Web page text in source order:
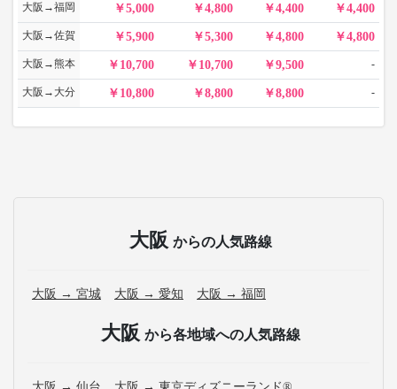
大阪→福岡 5,000 4,800 4,400 4,400
大阪→佐賀 5,900 5,300 4,800 4,800
大阪→熊本 10,700 10,700 9,500 -
大阪→大分 10,800 8,800 8,800 -
大阪 からの人気路線
大阪 → 宮城 大阪 → 愛知 大阪 → 福岡
大阪 から各地域への人気路線